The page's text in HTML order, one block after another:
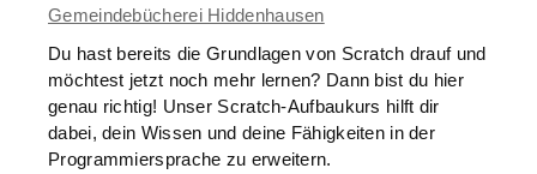
Gemeindebücherei Hiddenhausen
Du hast bereits die Grundlagen von Scratch drauf und
möchtest jetzt noch mehr lernen? Dann bist du hier
genau richtig! Unser Scratch-Aufbaukurs hilft dir
dabei, dein Wissen und deine Fähigkeiten in der
Programmiersprache zu erweitern.